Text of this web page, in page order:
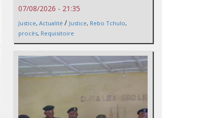
07/08/2026 - 21:35
Justice, Actualité / Justice, Rebo Tchulo,
procès, Requisitoire